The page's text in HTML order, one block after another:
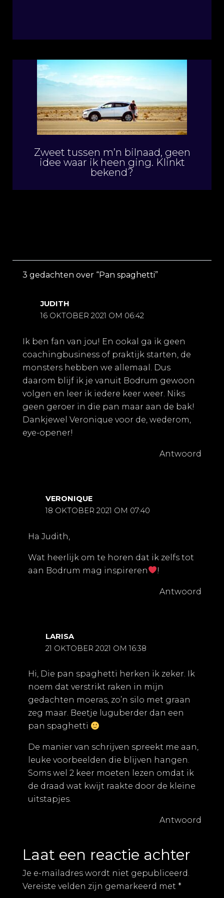
Zweet tussen m’n bilnaad, geen
idee waar ik heen ging. Klinkt
bekend?
3 gedachten over “Pan spaghetti”
JUDITH
16 OKTOBER 2021 OM 06:42
Ik ben fan van jou! En ookal ga ik geen
coachingbusiness of praktijk starten, de
monsters hebben we allemaal. Dus
daarom blijf ik je vanuit Bodrum gewoon
volgen en leer ik iedere keer weer. Niks
geen geroer in die pan maar aan de bak!
Dankjewel Veronique voor de, wederom,
eye-opener!
Antwoord
VERONIQUE
18 OKTOBER 2021 OM 07:40
Ha Judith,
Wat heerlijk om te horen dat ik zelfs tot
aan Bodrum mag inspireren
!
Antwoord
LARISA
21 OKTOBER 2021 OM 16:38
Hi, Die pan spaghetti herken ik zeker. Ik
noem dat verstrikt raken in mijn
gedachten moeras, zo’n silo met graan
zeg maar. Beetje luguberder dan een
pan spaghetti
De manier van schrijven spreekt me aan,
leuke voorbeelden die blijven hangen.
Soms wel 2 keer moeten lezen omdat ik
de draad wat kwijt raakte door de kleine
uitstapjes.
Antwoord
Laat een reactie achter
Je e-mailadres wordt niet gepubliceerd.
Vereiste velden zijn gemarkeerd met *